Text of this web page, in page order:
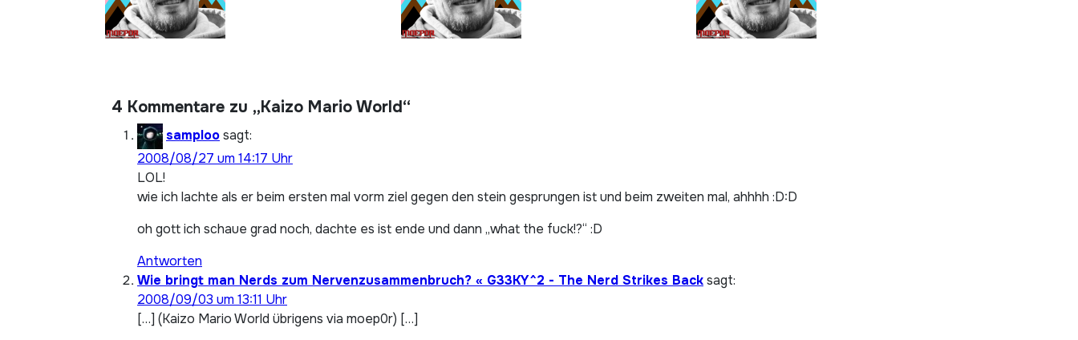
4 Kommentare zu „Kaizo Mario World“
samploosagt:
2008/08/27 um 14:17 Uhr
LOL!
wie ich lachte als er beim ersten mal vorm ziel gegen den stein gesprungen ist und beim zweiten mal, ahhhh :D:D
oh gott ich schaue grad noch, dachte es ist ende und dann „what the fuck!?“ :D
Antworten
Wie bringt man Nerds zum Nervenzusammenbruch? « G33KY^2 - The Nerd Strikes Backsagt:
2008/09/03 um 13:11 Uhr
[…] (Kaizo Mario World übrigens via moep0r) […]